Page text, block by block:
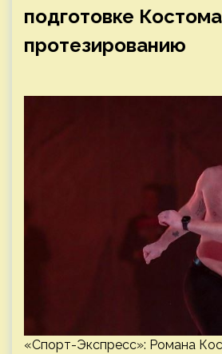
подготовке
протезированию
«Спорт-Экспресс»: Романа